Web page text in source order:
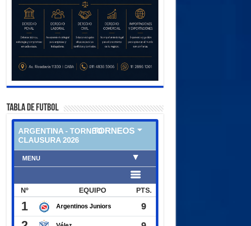
TABLA DE FUTBOL